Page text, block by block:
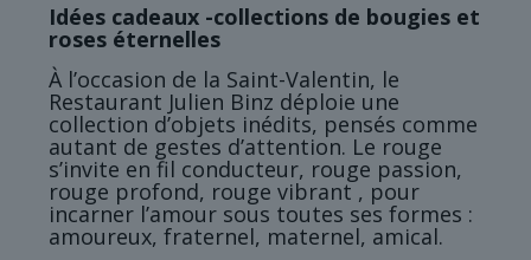
Idées cadeaux -collections de bougies et
roses éternelles
À l’occasion de la Saint-Valentin, le
Restaurant Julien Binz déploie une
collection d’objets inédits, pensés comme
autant de gestes d’attention. Le rouge
s’invite en fil conducteur, rouge passion,
rouge profond, rouge vibrant , pour
incarner l’amour sous toutes ses formes :
amoureux, fraternel, maternel, amical.